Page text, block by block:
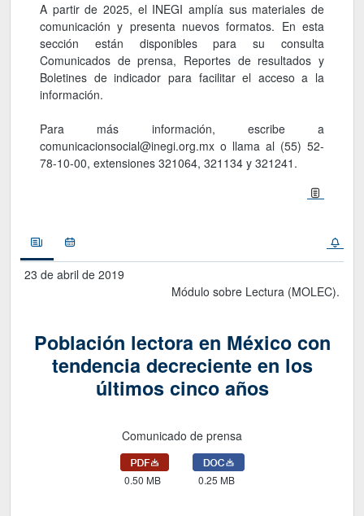
A partir de 2025, el INEGI amplía sus materiales de
comunicación y presenta nuevos formatos. En esta
sección están disponibles para su consulta
Comunicados de prensa, Reportes de resultados y
Boletines de indicador para facilitar el acceso a la
información.
Para más información, escribe a
comunicacionsocial@inegi.org.mx o llama al (55) 52-
78-10-00, extensiones 321064, 321134 y 321241.
NoticiasCalendario
23 de abril de 2019
Módulo sobre Lectura (MOLEC).
Población lectora en México con
tendencia decreciente en los
últimos cinco años
Comunicado de prensa
0.50 MB 0.25 MB